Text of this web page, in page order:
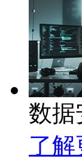
数据
了解